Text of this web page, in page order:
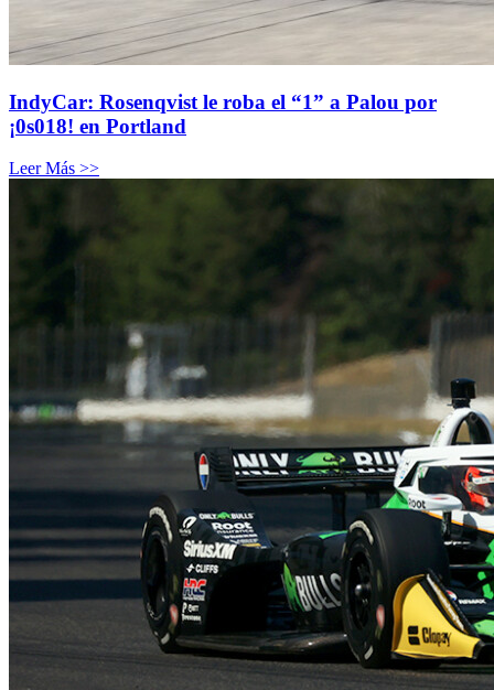
IndyCar: Rosenqvist le roba el “1” a Palou por
¡0s018! en Portland
Leer Más >>